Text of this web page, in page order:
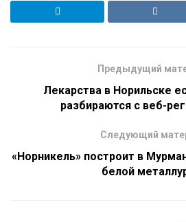
Предыдущий
Лекарства в Норильске
разбираются с веб-
Следующий
«Норникель» построит в
белой